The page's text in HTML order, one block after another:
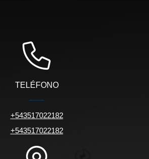
TELÉFONO
+543517022182
+543517022182